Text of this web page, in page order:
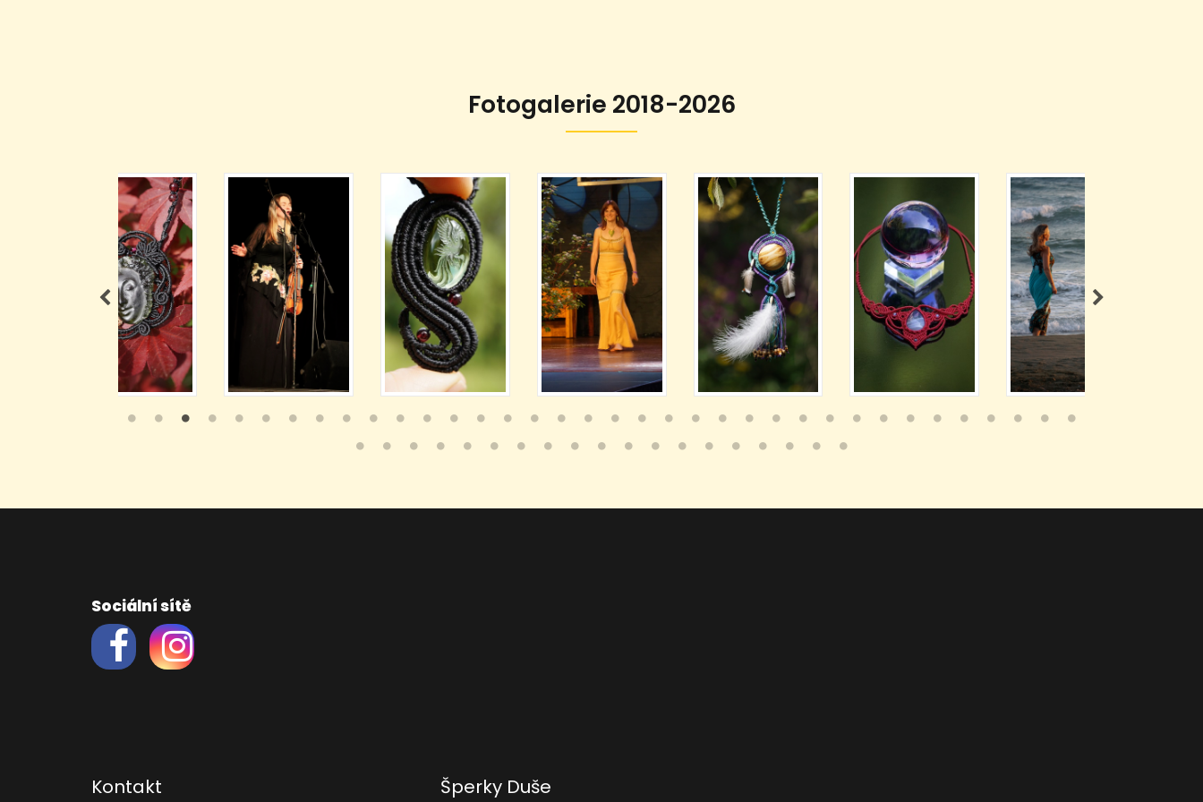
Fotogalerie 2018-2026
Sociální sítě
Kontakt Šperky Duše